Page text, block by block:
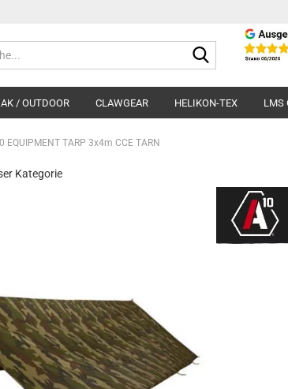
Suche...
/ OUTDOOR CLAWGEAR HELIKON-TEX LMS
EQUIPMENT TARP 3x4m CCE TARN
Kategorie